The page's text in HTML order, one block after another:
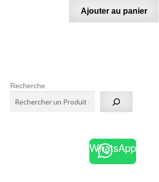
Ajouter au panier
Recherche
WhatsApp